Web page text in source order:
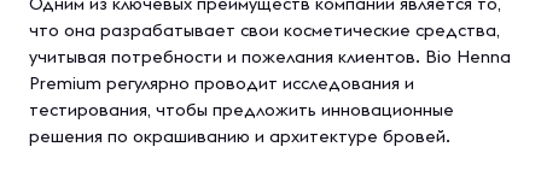
что она разрабатывает свои косметические средства,
учитывая потребности и пожелания клиентов. Bio Henna
Premium регулярно проводит исследования и
тестирования, чтобы предложить инновационные
решения по окрашиванию и архитектуре бровей.